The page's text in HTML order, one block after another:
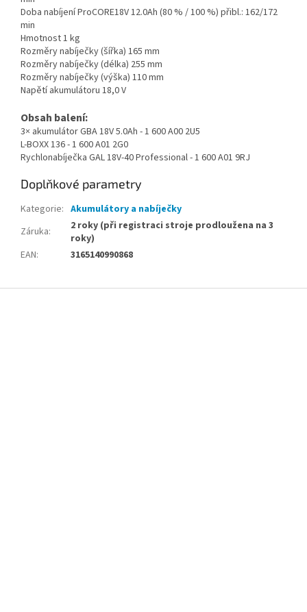
Doba nabíjení ProCORE18V 12.0Ah (80 % / 100 %) přibl.: 162/172
min
Hmotnost 1 kg
Rozměry nabíječky (šířka) 165 mm
Rozměry nabíječky (délka) 255 mm
Rozměry nabíječky (výška) 110 mm
Napětí akumulátoru 18,0 V
Obsah balení:
3× akumulátor GBA 18V 5.0Ah - 1 600 A00 2U5
L-BOXX 136 - 1 600 A01 2G0
Rychlonabíječka GAL 18V-40 Professional - 1 600 A01 9RJ
Doplňkové parametry
Kategorie: Akumulátory a nabíječky
Záruka:
2 roky (při registraci stroje prodloužena na 3
roky)
EAN: 3165140990868